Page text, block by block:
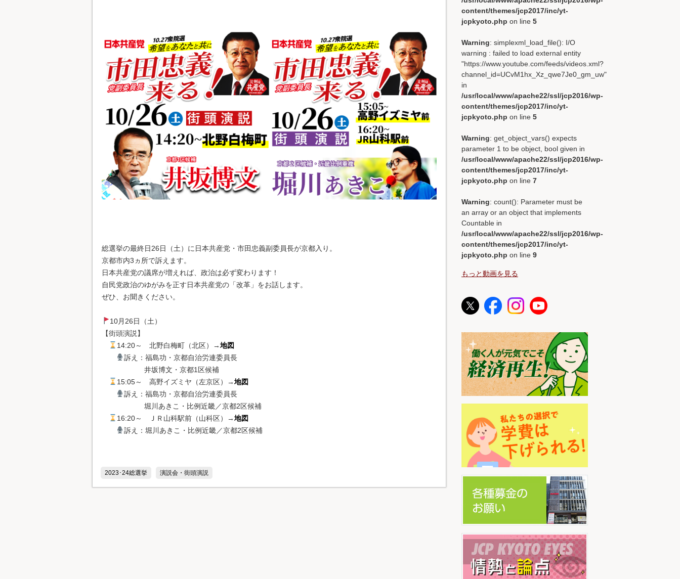
総選挙の最終日26日（土）に日本共産党・市田忠義副委員長が京都入り。
京都市内3ヵ所で訴えます。
日本共産党の議席が増えれば、政治は必ず変わります！
自民党政治のゆがみを正す日本共産党の「改革」をお話します。
ぜひ、お聞きください。
10月26日（土）
【街頭演説】
14:20～ 北野白梅町（北区）→地図
訴え：福島功・京都自治労連委員長
井坂博文・京都1区候補
15:05～ 高野イズミヤ（左京区）→地図
訴え：福島功・京都自治労連委員長
堀川あきこ・比例近畿／京都2区候補
16:20～ ＪＲ山科駅前（山科区）→地図
訴え：堀川あきこ・比例近畿／京都2区候補
2023･24総選挙 演説会・街頭演説
content/themes/jcp2017/inc/yt-
jcpkyoto.php on line 5
Warning: simplexml_load_file(): I/O
warning : failed to load external entity
"https://www.youtube.com/feeds/videos.xml?
channel_id=UCvM1hx_Xz_qwe7Je0_gm_uw"
in
/usr/local/www/apache22/ssl/jcp2016/wp-
content/themes/jcp2017/inc/yt-
jcpkyoto.php on line 5
Warning: get_object_vars() expects
parameter 1 to be object, bool given in
/usr/local/www/apache22/ssl/jcp2016/wp-
content/themes/jcp2017/inc/yt-
jcpkyoto.php on line 7
Warning: count(): Parameter must be
an array or an object that implements
Countable in
/usr/local/www/apache22/ssl/jcp2016/wp-
content/themes/jcp2017/inc/yt-
jcpkyoto.php on line 9
もっと動画を見る